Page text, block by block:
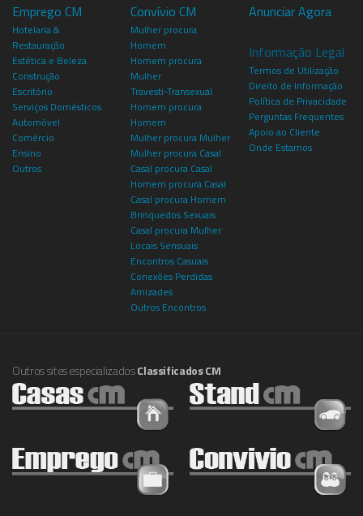
Emprego CM
Hotelaria &
Restauração
Estética e Beleza
Construção
Escritório
Serviços Domésticos
Automóvel
Comércio
Ensino
Outros
Convívio CM
Mulher procura
Homem
Homem procura
Mulher
Travesti-Transexual
Homem procura
Homem
Mulher procura Mulher
Mulher procura Casal
Casal procura Casal
Homem procura Casal
Casal procura Homem
Brinquedos Sexuais
Casal procura Mulher
Locais Sensuais
Encontros Casuais
Conexões Perdidas
Amizades
Outros Encontros
Anunciar Agora
Informação Legal
Termos de Utilização
Direito de Informação
Política de Privacidade
Perguntas Frequentes
Apoio ao Cliente
Onde Estamos
Outros sites especializadosClassificados CM